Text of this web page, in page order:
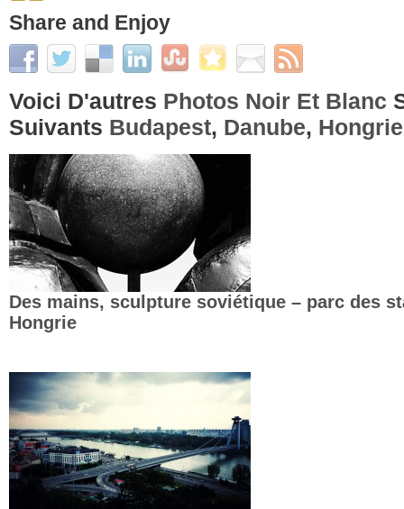
Share and Enjoy
Voici D'autres Photos Noir Et Blanc
Suivants Budapest, Danube, Hongrie
Des mains, sculpture soviétique – parc des
Hongrie